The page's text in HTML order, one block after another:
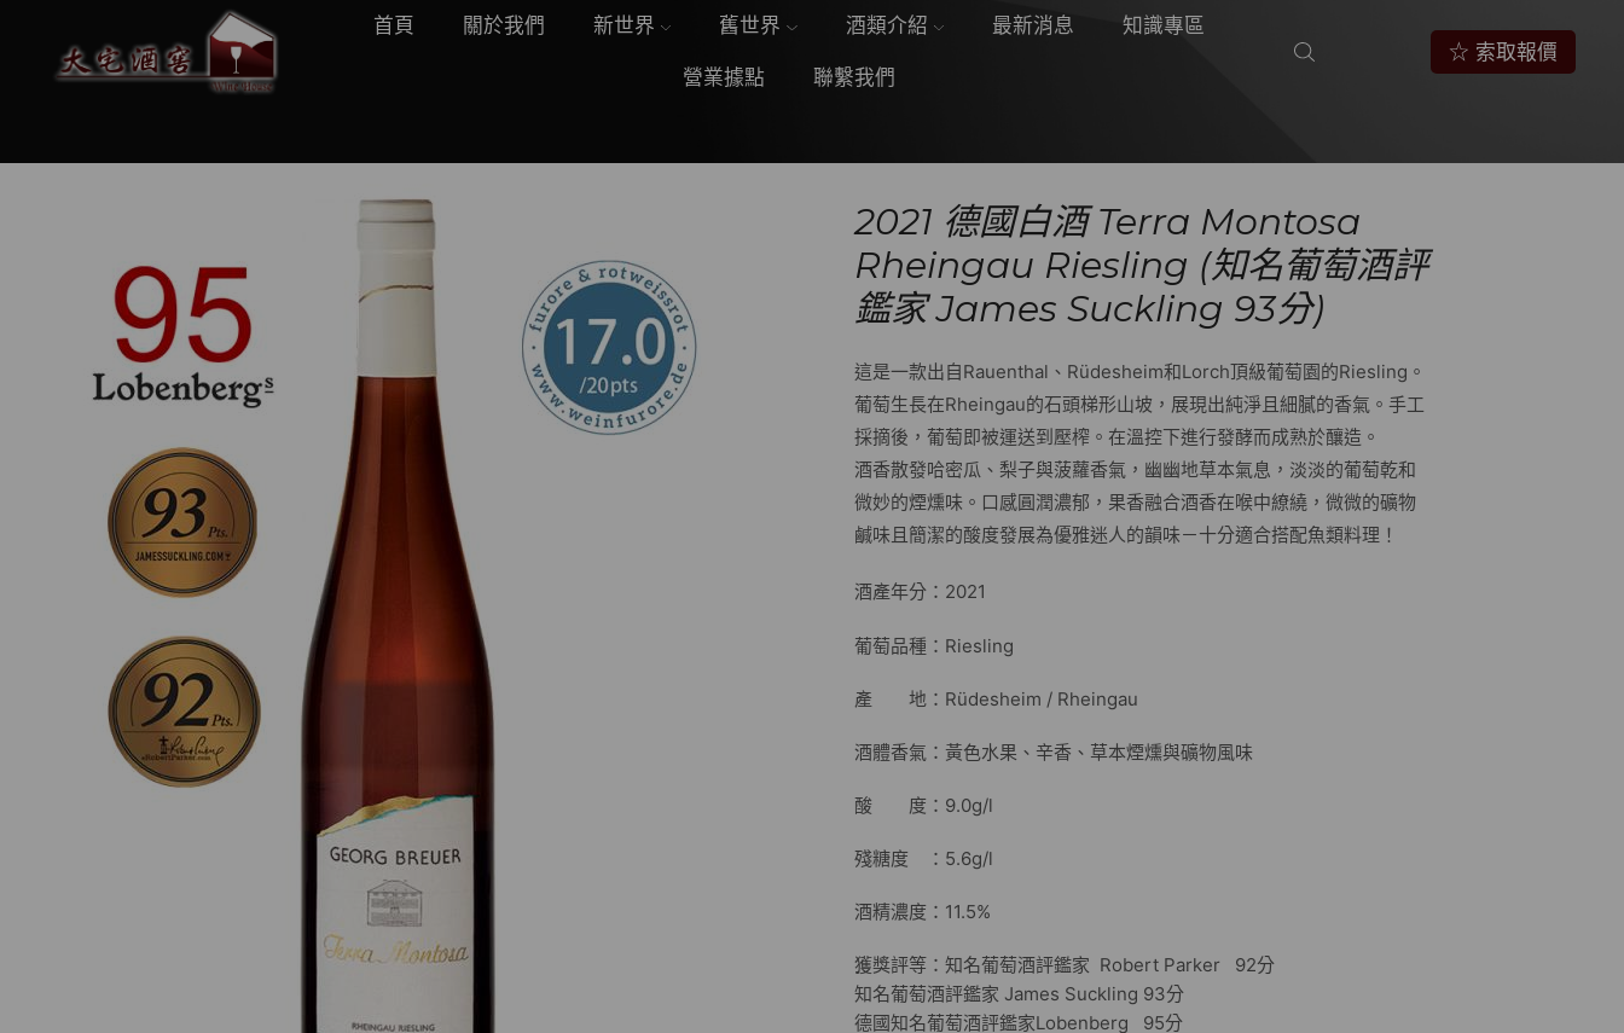
首頁 關於我們 新世界 舊世界 酒類介紹 最新消息 知識專區
營業據點 聯繫我們
☆ 索取報價
2021 德國白酒 Terra Montosa
Rheingau Riesling (知名葡萄酒評
鑑家 James Suckling 93分)
這是一款出自Rauenthal、Rüdesheim和Lorch頂級葡萄園的Riesling。
葡萄生長在Rheingau的石頭梯形山坡，展現出純淨且細膩的香氣。手工
採摘後，葡萄即被運送到壓榨。在溫控下進行發酵而成熟於釀造。
酒香散發哈密瓜、梨子與菠蘿香氣，幽幽地草本氣息，淡淡的葡萄乾和
微妙的煙燻味。口感圓潤濃郁，果香融合酒香在喉中繚繞，微微的礦物
鹹味且簡潔的酸度發展為優雅迷人的韻味－十分適合搭配魚類料理！
酒產年分：2021
葡萄品種：Riesling
產 地：Rüdesheim / Rheingau
酒體香氣：黃色水果、辛香、草本煙燻與礦物風味
酸 度：9.0g/l
殘糖度 ：5.6g/l
酒精濃度：11.5%
獲獎評等：知名葡萄酒評鑑家 Robert Parker 92分
知名葡萄酒評鑑家 James Suckling 93分
德國知名葡萄酒評鑑家Lobenberg 95分